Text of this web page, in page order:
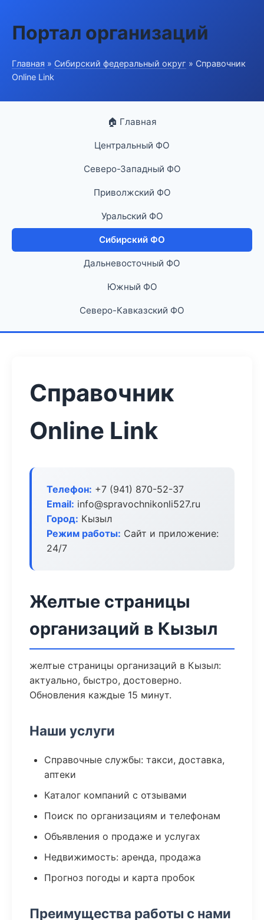
Портал организаций
Главная » Сибирский федеральный округ » Справочник
Online Link
🏠 Главная
Центральный ФО
Северо-Западный ФО
Приволжский ФО
Уральский ФО
Сибирский ФО
Дальневосточный ФО
Южный ФО
Северо-Кавказский ФО
Справочник
Online Link
Телефон: +7 (941) 870-52-37
Email: info@spravochnikonli527.ru
Город: Кызыл
Режим работы: Сайт и приложение:
24/7
Желтые страницы
организаций в Кызыл
желтые страницы организаций в Кызыл:
актуально, быстро, достоверно.
Обновления каждые 15 минут.
Наши услуги
Справочные службы: такси, доставка,
аптеки
Каталог компаний с отзывами
Поиск по организациям и телефонам
Объявления о продаже и услугах
Недвижимость: аренда, продажа
Прогноз погоды и карта пробок
Преимущества работы с нами